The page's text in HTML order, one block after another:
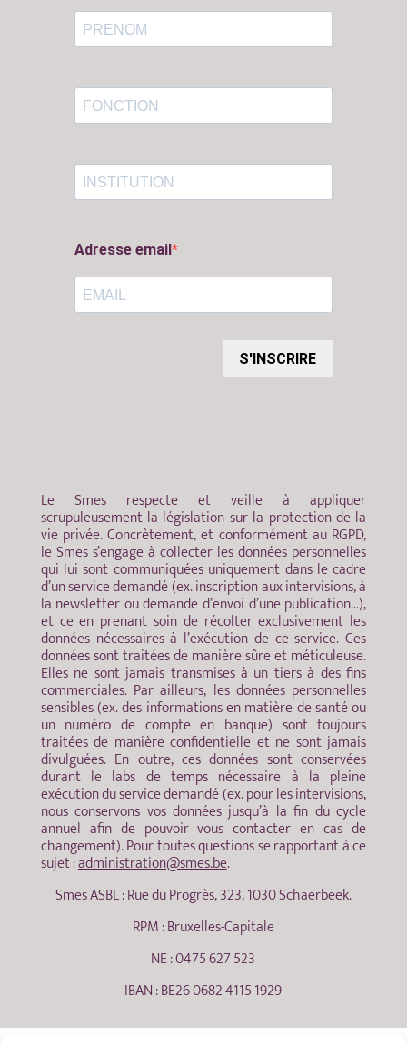
Adresse email
S'INSCRIRE
Le Smes respecte et veille à appliquer
scrupuleusement la législation sur la protection de la
vie privée. Concrètement, et conformément au RGPD,
le Smes s’engage à collecter les données personnelles
qui lui sont communiquées uniquement dans le cadre
d’un service demandé (ex. inscription aux intervisions, à
la newsletter ou demande d’envoi d’une publication…),
et ce en prenant soin de récolter exclusivement les
données nécessaires à l’exécution de ce service. Ces
données sont traitées de manière sûre et méticuleuse.
Elles ne sont jamais transmises à un tiers à des fins
commerciales. Par ailleurs, les données personnelles
sensibles (ex. des informations en matière de santé ou
un numéro de compte en banque) sont toujours
traitées de manière confidentielle et ne sont jamais
divulguées. En outre, ces données sont conservées
durant le labs de temps nécessaire à la pleine
exécution du service demandé (ex. pour les intervisions,
nous conservons vos données jusqu’à la fin du cycle
annuel afin de pouvoir vous contacter en cas de
changement). Pour toutes questions se rapportant à ce
sujet :administration@smes.be.
Smes ASBL : Rue du Progrès, 323, 1030 Schaerbeek.
RPM : Bruxelles-Capitale
NE : 0475 627 523
IBAN : BE26 0682 4115 1929